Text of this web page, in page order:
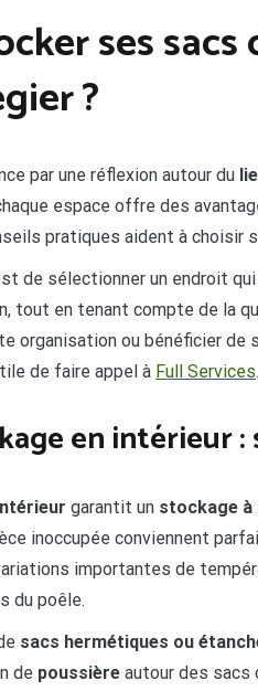
ses
?
par une réflexion autour du
espace offre des
pratiques aident à choisir
de sélectionner un endroit
tout en tenant compte de la
organisation ou bénéficier
de faire appel à Full Services.
en intérieur
garantit un stockage à
inoccupée conviennent
importantes de
du poêle.
sacs hermétiques ou
de poussière autour des sacs